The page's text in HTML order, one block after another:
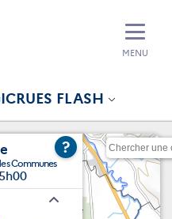
FLASH
MENU
Communes
?